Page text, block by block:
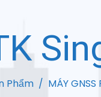
Phẩm MÁY GNSS